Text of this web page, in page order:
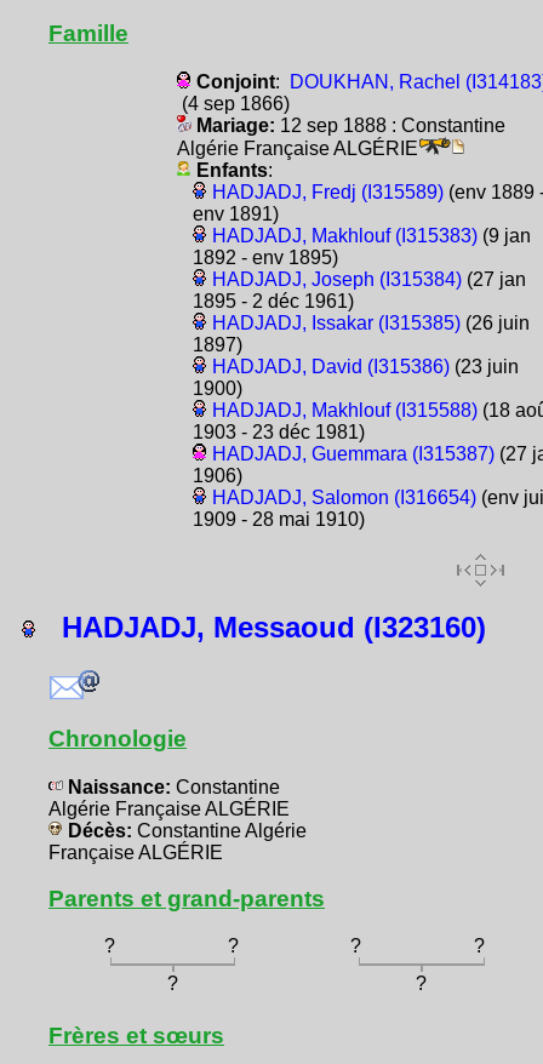
Famille
Conjoint:
DOUKHAN, Rachel
(4 sep 1866)
Mariage: 12 sep 1888 : Constantine
Algérie Française ALGÉRIE
Enfants:
HADJADJ, Fredj (I315589)(env 1889
env 1891)
HADJADJ, Makhlouf (I315383)(9 jan
1892 - env 1895)
HADJADJ, Joseph (I315384)(27 jan
1895 - 2 déc 1961)
HADJADJ, Issakar (I315385)(26 juin
1897)
HADJADJ, David (I315386)(23 juin
1900)
HADJADJ, Makhlouf (I315588)(18
1903 - 23 déc 1981)
HADJADJ, Guemmara (I315387)(27
1906)
HADJADJ, Salomon (I316654)(env
1909 - 28 mai 1910)
HADJADJ, Messaoud (I323160)
Chronologie
Naissance: Constantine
Algérie Française ALGÉRIE
Décès: Constantine Algérie
Française ALGÉRIE
Parents et grand-parents
? ? ?
?
?
?
Frères et sœurs